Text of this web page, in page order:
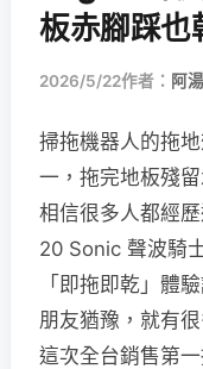
板赤腳踩也
2026/5/22作者： 阿湯
掃拖機器人的拖
一，拖完地板殘
相信很多人都經
20 Sonic 聲波騎
「即拖即乾」體
朋友猶豫，就有
這次全台銷售第